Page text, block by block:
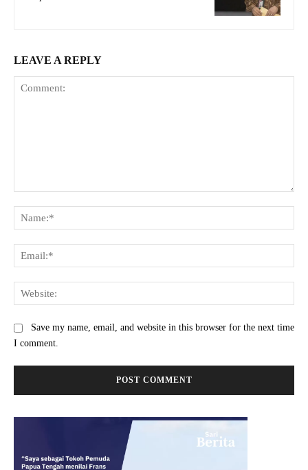
LEAVE A REPLY
Save my name, email, and website in this browser for the next time
I comment.